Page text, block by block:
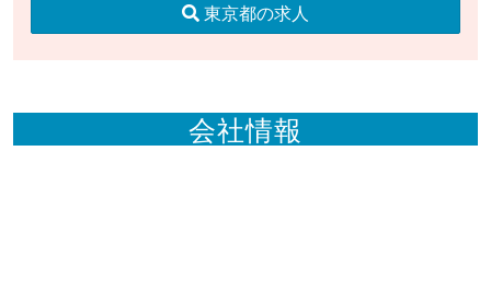
東京都の求人
会社情報